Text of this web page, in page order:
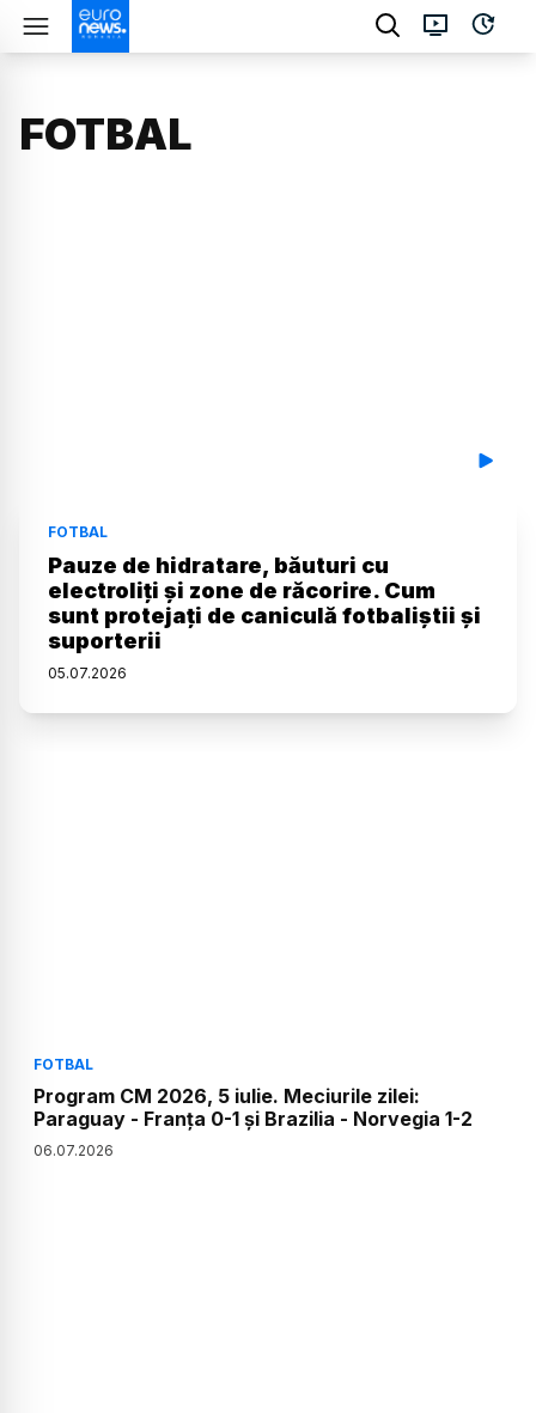
FOTBAL
FOTBAL
Pauze de hidratare, băuturi cu
electroliți și zone de răcorire. Cum
sunt protejați de caniculă fotbaliștii și
suporterii
05.07.2026
FOTBAL
Program CM 2026, 5 iulie. Meciurile zilei:
Paraguay - Franța 0-1 și Brazilia - Norvegia 1-2
06.07.2026